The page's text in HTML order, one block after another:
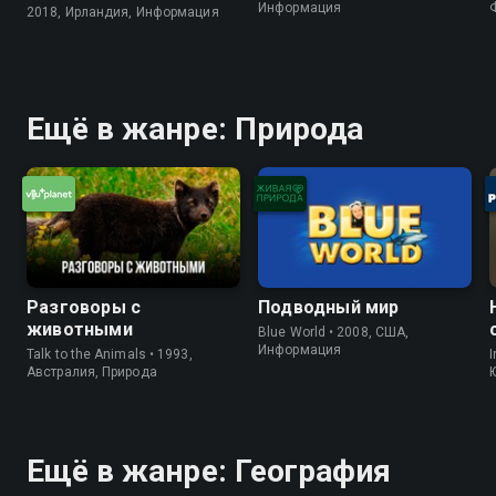
2018, Ирландия, Информация Информация
Ещё в жанре: Природа
Разговоры с
животными
Talk to the Animals • 1993,
Австралия, Природа
Подводный мир
Blue World • 2008, США,
Информация
Ещё в жанре: География